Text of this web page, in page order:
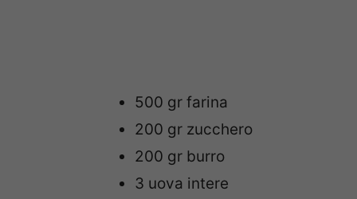
500 gr farina
200 gr zucchero
200 gr burro
3 uova intere